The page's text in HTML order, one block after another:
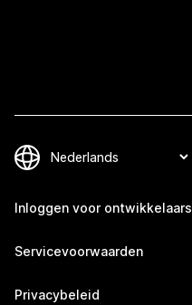
Inloggen voor ontwikkelaars
Servicevoorwaarden
Privacybeleid